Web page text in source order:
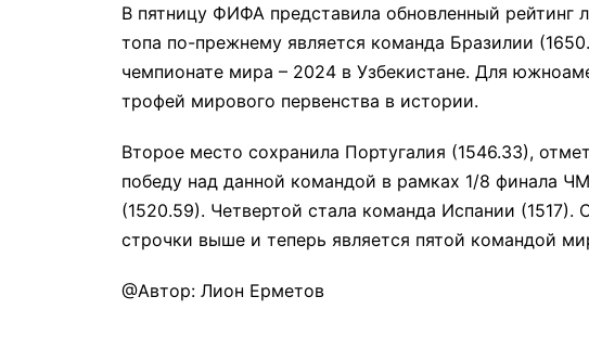
В пятницу ФИФА представила обновленный рейтинг
топа по-прежнему является команда Бразилии
чемпионате мира – 2024 в Узбекистане. Для
трофей мирового первенства в истории.
Второе место сохранила Португалия (1546.33),
победу над данной командой в рамках 1/8 финала
(1520.59). Четвертой стала команда Испании (1517).
строчки выше и теперь является пятой командой
@Автор: Лион Ерметов